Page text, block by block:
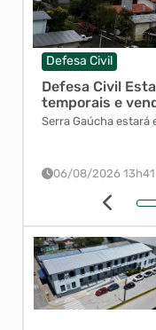
Emissão de
Comprovante
Defesa Civil
Defesa Civil
temporais e
Serra Gaúcha estará
06/08/2026 13h41